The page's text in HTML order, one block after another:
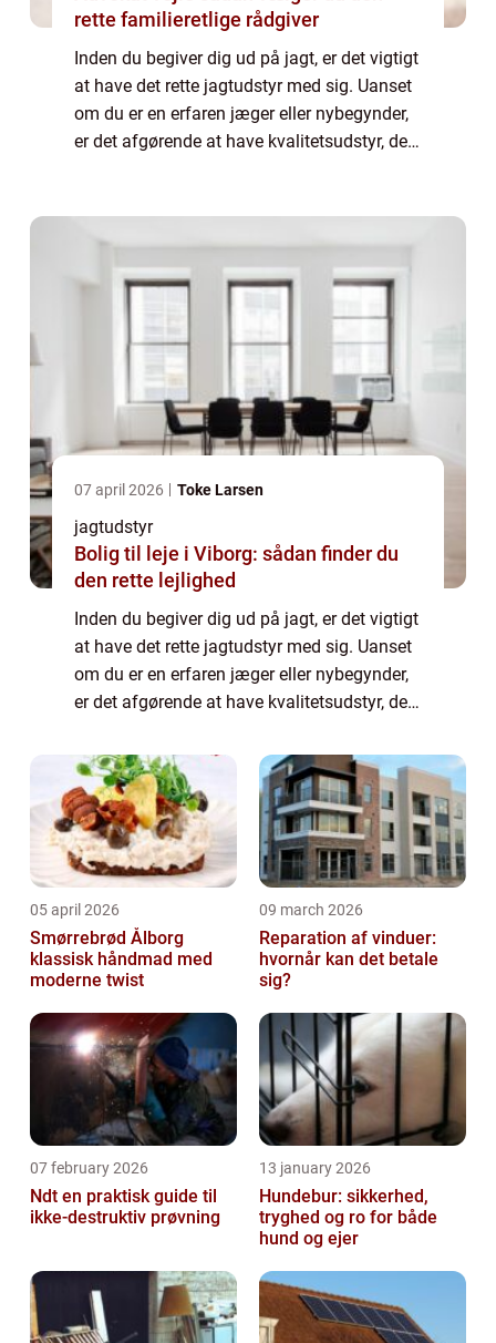
rette familieretlige rådgiver
Inden du begiver dig ud på jagt, er det vigtigt
at have det rette jagtudstyr med sig. Uanset
om du er en erfaren jæger eller nybegynder,
er det afgørende at have kvalitetsudstyr, der
07 april 2026 Toke Larsen
jagtudstyr
Bolig til leje i Viborg: sådan finder du
den rette lejlighed
Inden du begiver dig ud på jagt, er det vigtigt
at have det rette jagtudstyr med sig. Uanset
om du er en erfaren jæger eller nybegynder,
er det afgørende at have kvalitetsudstyr, der
Hos Jagt og Vildt fi...
05 april 2026
Smørrebrød Ålborg
klassisk håndmad med
moderne twist
09 march 2026
Reparation af vinduer:
hvornår kan det betale
sig?
07 february 2026
Ndt en praktisk guide til
ikke-destruktiv prøvning
13 january 2026
Hundebur: sikkerhed,
tryghed og ro for både
hund og ejer